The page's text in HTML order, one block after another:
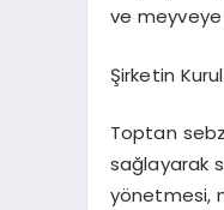
ve meyveye
Şirketin
Toptan
sağlayarak
yönetmesi,